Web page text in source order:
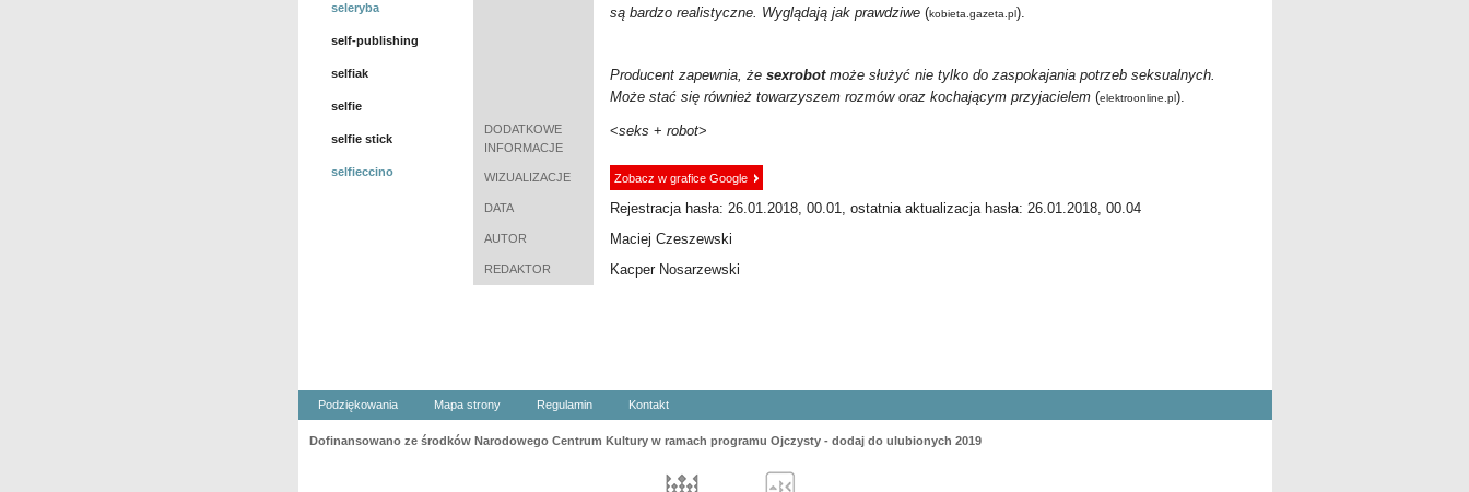
seleryba
self-publishing
selfiak
selfie
selfie stick
selfieccino
są bardzo realistyczne. Wyglądają jak prawdziwe(kobieta.gazeta.pl).
Producent zapewnia, że sexrobotmoże służyć nie tylko do zaspokajania potrzeb seksualnych.
Może stać się również towarzyszem rozmów oraz kochającym przyjacielem(elektroonline.pl).
DODATKOWE
INFORMACJE
<seks + robot>
WIZUALIZACJE Zobacz w grafice Google
DATA Rejestracja hasła: 26.01.2018, 00.01, ostatnia aktualizacja hasła: 26.01.2018, 00.04
AUTOR Maciej Czeszewski
REDAKTOR Kacper Nosarzewski
Podziękowania Mapa strony Regulamin Kontakt
Dofinansowano ze środków Narodowego Centrum Kultury w ramach programu Ojczysty - dodaj do ulubionych 2019